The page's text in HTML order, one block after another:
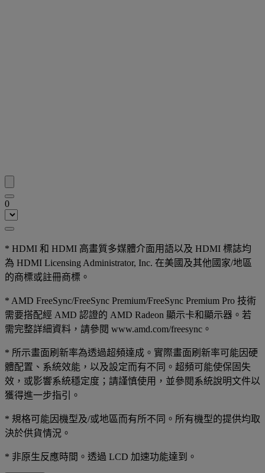
0
* HDMI 和 HDMI 高畫質多媒體介面用語以及 HDMI 標誌均
為 HDMI Licensing Administrator, Inc. 在美國及其他國家/地區
的商標或註冊商標。
* AMD FreeSync/FreeSync Premium/FreeSync Premium Pro 技術
需要搭配經 AMD 認證的 AMD Radeon 顯示卡和顯示器。若
需完整詳細資料，請參閱 www.amd.com/freesync。
* 所示畫面刷新率為透過超頻達成。實際畫面刷新率可能因硬
體配置、系統效能，以及設定而有不同。超頻可能使保固失
效，或影響系統穩定度；請謹慎使用，並參閱系統說明文件以
獲得進一步指引。
* 規格可能因機型及/或地區而有所不同。所有機型的提供均取
決於供貨情況。
* 非原生反應時間。透過 LCD 加速功能達到。